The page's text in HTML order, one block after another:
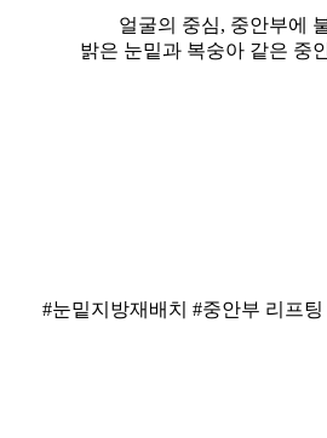
얼굴의 중심, 중안부에
밝은 눈밑과 복숭아 같은 중
#눈밑지방재배치 #중안부 리프팅